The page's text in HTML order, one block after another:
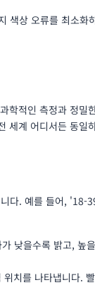
색상 오류를 최소화
학적인 측정과 정밀
세계 어디서든 동일
다. 예를 들어, '18-
낮을수록 밝고, 높
치를 나타냅니다.